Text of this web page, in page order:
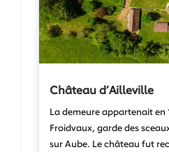
Château d’Ailleville
La demeure appartenait en
Froidvaux, garde des
sur Aube. Le château fut